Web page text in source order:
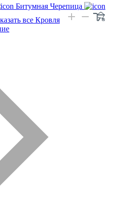
Битумная Черепица
все Кровля